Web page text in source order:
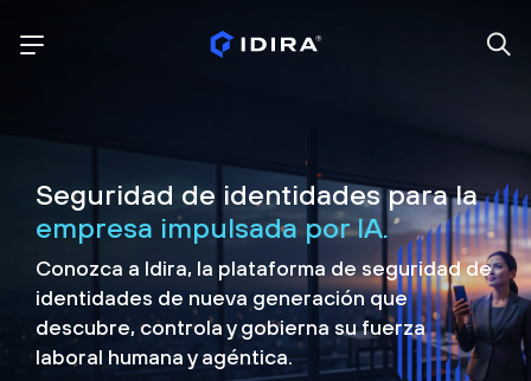
Seguridad de identidades para la
empresa impulsada por IA.
Conozca a Idira, la plataforma de seguridad de
identidades de nueva generación que
descubre, controla ygobierna su fuerza
laboral humana y agéntica.